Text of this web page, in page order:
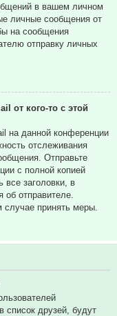
в вашем личном
личные сообщения от
на сообщения
отправку личных
от кого-то с этой
на данной конференции
отслеживания
Отправьте
с полной копией
все заголовки, в
об отправителе.
случае принять меры.
список друзей, будут